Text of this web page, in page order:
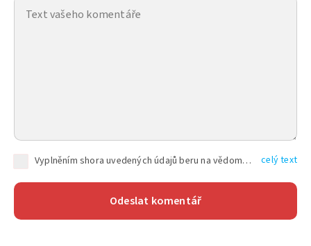
Vyplněním shora uvedených údajů beru na vědomí, že společnost TEXT FACTORY s.r.o., sídlem Brno, Durďákova 336/29, Černá Pole, PSČ: 613 00, IČ: 06157831, zapsané u Krajského soudu v Brně, oddíl C, vložka 100399, bude zpracovávat mé osobní údaje uvedené v rámci mnou vyplněného registračního formuláře na základě oprávněných zájmů TEXT FACTORY s.r.o. dle čl. 6 odst. 1 písm. f) GDPR a pro splnění právních povinností (čl. 6 odst. 1 písm. c) GDPR), a to pro tyto účely: nezbytnost zajistit oprávnění návštěvníka webových stránek provozovaných společností TEXT FACTORY s.r.o. přispívat aktivně ke zveřejněným článkům nebo v rámci diskusních fór a výkon práv TEXT FACTORY s.r.o. jako administrátora těchto diskusních fór. Více informací o zpracování osobních údajů a právech lze nalézt v celý text